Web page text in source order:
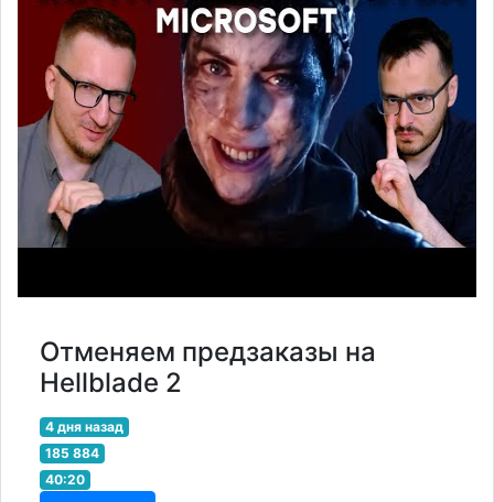
Отменяем предзаказы на
Hellblade 2
4 дня назад
185 884
40:20